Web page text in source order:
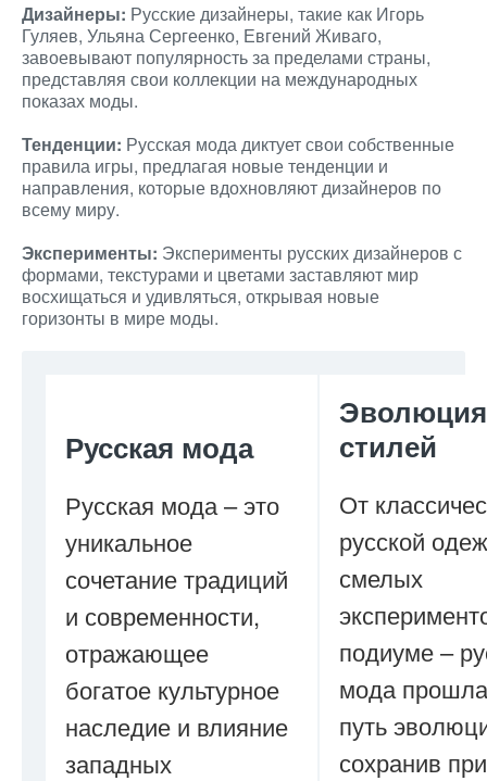
Дизайнеры: Русские дизайнеры, такие как Игорь
Гуляев, Ульяна Сергеенко, Евгений Живаго,
завоевывают популярность за пределами страны,
представляя свои коллекции на международных
показах моды.
Тенденции: Русская мода диктует свои собственные
правила игры, предлагая новые тенденции и
направления, которые вдохновляют дизайнеров по
всему миру.
Эксперименты: Эксперименты русских дизайнеров с
формами, текстурами и цветами заставляют мир
восхищаться и удивляться, открывая новые
горизонты в мире моды.
Русская мода
Русская мода – это
уникальное
сочетание традиций
и современности,
отражающее
богатое культурное
наследие и влияние
западных
Эволюция
стилей
От
русской
смелых
подиуме –
мода
путь
сохранив